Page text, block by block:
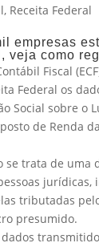
, Receita Federal
empresas
veja como
Fiscal
Federal os
Social sobre o
de Renda
se trata de uma
jurídicas,
tributadas
presumido.